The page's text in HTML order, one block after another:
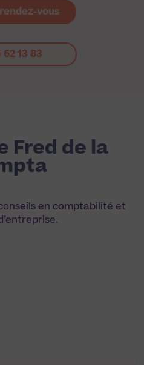
vous
62 13 83
Fred de la
en comptabilité et